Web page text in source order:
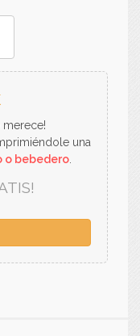
merece!
una
o bebedero